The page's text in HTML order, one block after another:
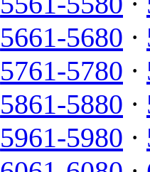
5661-5680 ·
5761-5780 ·
5861-5880 ·
5961-5980 ·